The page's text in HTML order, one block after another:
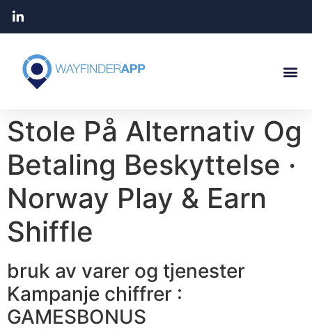
Stole På Alternativ Og
Betaling Beskyttelse ·
Norway Play & Earn
Shiffle
bruk av varer og tjenester
Kampanje chiffrer :
GAMESBONUS